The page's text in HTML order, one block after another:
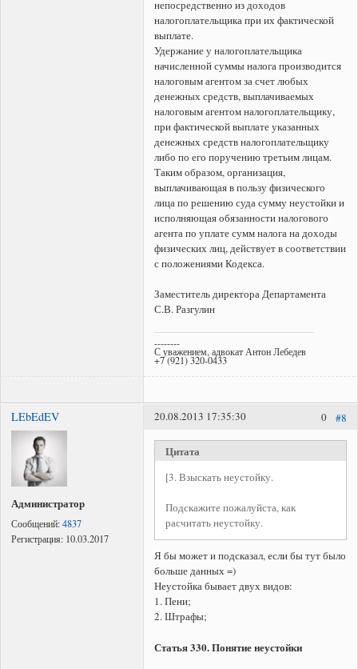
непосредственно из доходов
налогоплательщика при их фактической
выплате.
Удержание у налогоплательщика
начисленной суммы налога производится
налоговым агентом за счет любых
денежных средств, выплачиваемых
налоговым агентом налогоплательщику,
при фактической выплате указанных
денежных средств налогоплательщику
либо по его поручению третьим лицам.
Таким образом, организация,
выплачивающая в пользу физического
лица по решению суда сумму неустойки и
исполняющая обязанности налогового
агента по уплате сумм налога на доходы
физических лиц, действует в соответствии
с положениями Кодекса.
Заместитель директора Департамента
С.В. Разгулин
--------
С уважением, адвокат Антон Лебедев
+7 (921) 320-0433
LEbEdEV
Администратор
Сообщений:4837
Регистрация: 10.03.2017
#8
0
20.08.2013 17:35:30
Цитата
[3. Взыскать неустойку.
Подскажите пожалуйста, как
расчитать неустойку.
Я бы может и подсказал, если бы тут было
больше данных =)
Неустойка бывает двух видов:
1. Пени;
2. Штрафы;
Статья 330. Понятие неустойки